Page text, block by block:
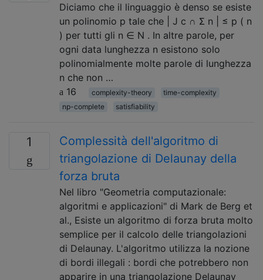
Diciamo che il linguaggio è denso se esiste
un polinomio p tale che | J c ∩ Σ n | ≤ p ( n
) per tutti gli n ∈ N . In altre parole, per
ogni data lunghezza n esistono solo
polinomialmente molte parole di lunghezza
n che non …
16
complexity-theory
time-complexity
np-complete
satisfiability
1
Complessità dell'algoritmo di
triangolazione di Delaunay della
forza bruta
Nel libro "Geometria computazionale:
algoritmi e applicazioni" di Mark de Berg et
al., Esiste un algoritmo di forza bruta molto
semplice per il calcolo delle triangolazioni
di Delaunay. L'algoritmo utilizza la nozione
di bordi illegali : bordi che potrebbero non
apparire in una triangolazione Delaunay